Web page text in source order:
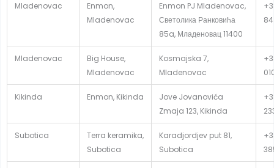
Mladenovac
Enmon,
Mladenovac
Enmon PJ Mladenovac,
Светолика Ранковића
85a, Младеновац 11400
84
Mladenovac
Big House,
Mladenovac
Kosmajska 7,
Mladenovac
Kikinda Enmon, Kikinda
Jove Jovanovića
Zmaja 123, Kikinda
Subotica
Terra keramika,
Subotica
Karadjordjev put 81,
Subotica